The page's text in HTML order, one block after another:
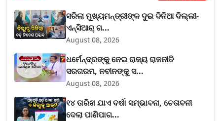
ସରିଲା ମୁଖ୍ୟମନ୍ତ୍ରୀଙ୍କ ଦୁଇ ଦିନିଆ ଦିଲ୍ଲୀ-
ଏନ୍‌ସିଆର୍ ଗ...
August 08, 2026
ଧର୍ମେନ୍ଦ୍ରଙ୍କୁ ନେଇ ରାଜ୍ୟ ରାଜନୀତି
ସରଗରମ, ନବୀନଙ୍କୁ ସ...
August 08, 2026
୧୪ ତାରିଖ ଯାଏ ବର୍ଷା ସମ୍ଭାବନା, ଚେତାବନୀ
ଦେଲା ପାଣିପାଗ...